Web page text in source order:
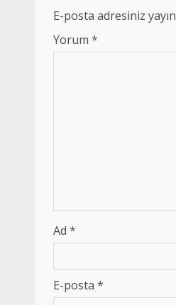
E-posta adresiniz
Yorum *
Ad *
E-posta *